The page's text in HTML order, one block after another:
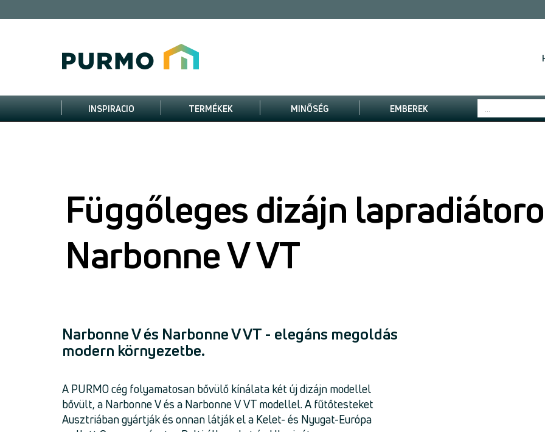
INSPIRACIO TERMÉKEK MINŐSÉG EMBEREK
Függőleges dizájn
Narbonne V VT
Narbonne V és Narbonne V VT - elegáns megoldás
modern környezetbe.
A PURMO cég folyamatosan bővülő kínálata két új dizájn modellel
bővült, a Narbonne V és a Narbonne V VT modellel. A fűtőtesteket
Ausztriában gyártják és onnan látják el a Kelet- és Nyugat-Európa